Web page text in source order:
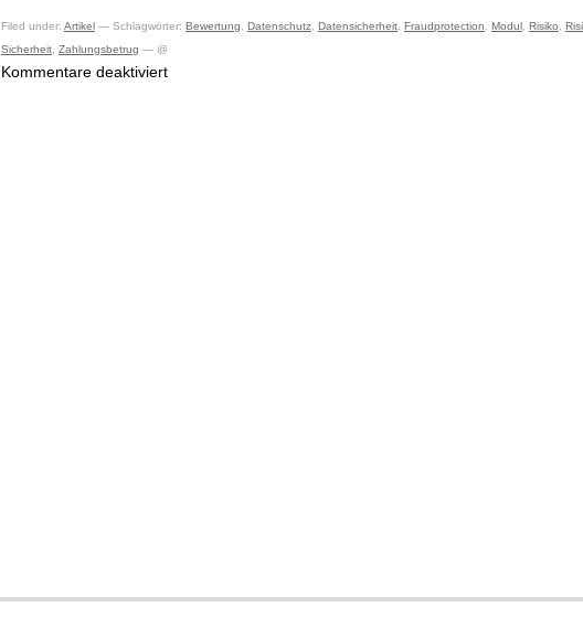
Filed under: Artikel — Schlagwörter: Bewertung Datenschutz Datensicherheit Fraudprotection Modul Risiko
Sicherheit Zahlungsbetrug — @
Kommentare deaktiviertfür